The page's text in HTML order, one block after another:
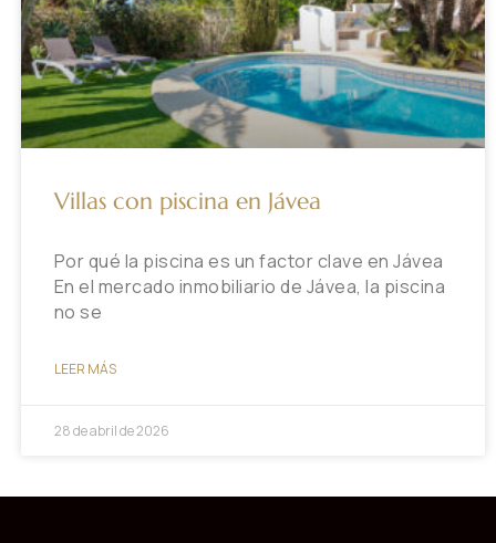
Villas con piscina en Jávea
Por qué la piscina es un factor clave en Jávea
En el mercado inmobiliario de Jávea, la piscina
no se
LEER MÁS
28 de abril de 2026